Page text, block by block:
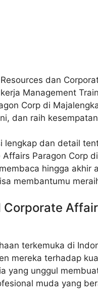
dan
Management
Corp di
dan raih
lengkap dan detail
Paragon Corp
hingga akhir
membantumu
Corporate
terkemuka di
mereka terhadap
yang unggul
muda yang